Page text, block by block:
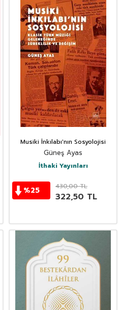
Musiki İnkılabı'nın Sosyolojisi
Güneş Ayas
İthaki Yayınları
%25 430,00TL
322,50 TL